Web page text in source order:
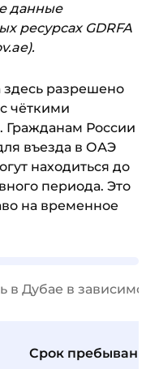
данные
ресурсах GDRFA
здесь разрешено
чёткими
Гражданам России
въезда в ОАЭ
находиться до
периода. Это
на временное
Дубае в
Срок пребывания